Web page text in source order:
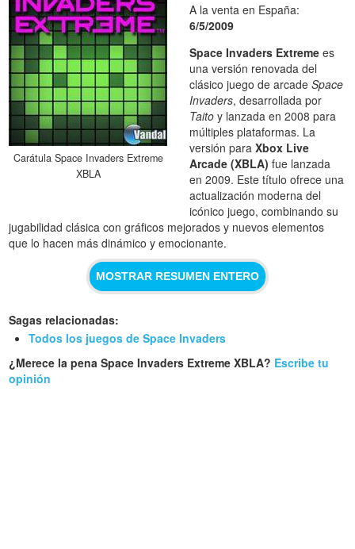
Carátula Space Invaders Extreme
XBLA
A la venta en España:
6/5/2009
Space Invaders Extreme es
una versión renovada del
clásico juego de arcadeSpace
Invaders, desarrollada por
Taito y lanzada en 2008 para
múltiples plataformas. La
versión paraXbox Live
Arcade (XBLA) fue lanzada
en 2009. Este título ofrece una
actualización moderna del
icónico juego, combinando su
jugabilidad clásica con gráficos mejorados y nuevos elementos
que lo hacen más dinámico y emocionante.
MOSTRAR RESUMEN ENTERO
Sagas relacionadas:
Todos los juegos de Space Invaders
¿Merece la pena Space Invaders Extreme XBLA? Escribe tu
opinión